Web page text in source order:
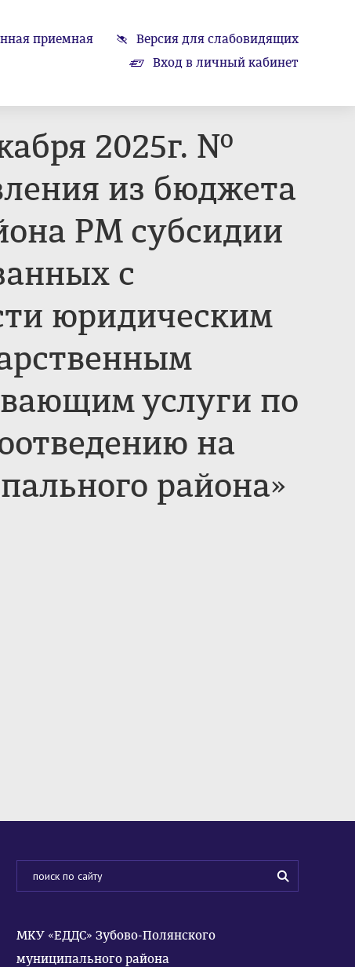
приемная
Версия для слабовидящих
Вход в личный кабинет
2025г. №
из бюджета
РМ субсидии
с
юридическим
услуги по
на
района»
МКУ «ЕДДС» Зубово-Полянского
муниципального района